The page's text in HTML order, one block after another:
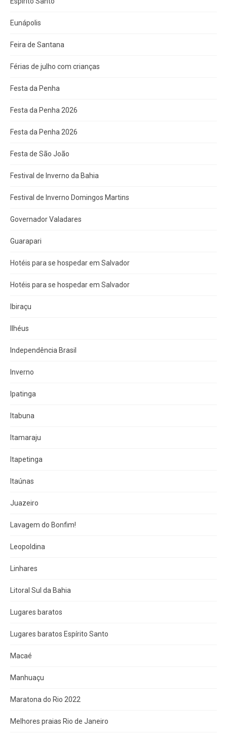
Eunápolis
Feira de Santana
Férias de julho com crianças
Festa da Penha
Festa da Penha 2026
Festa da Penha 2026
Festa de São João
Festival de Inverno da Bahia
Festival de Inverno Domingos Martins
Governador Valadares
Guarapari
Hotéis para se hospedar em Salvador
Hotéis para se hospedar em Salvador
Ibiraçu
Ilhéus
Independência Brasil
Inverno
Ipatinga
Itabuna
Itamaraju
Itapetinga
Itaúnas
Juazeiro
Lavagem do Bonfim!
Leopoldina
Linhares
Litoral Sul da Bahia
Lugares baratos
Lugares baratos Espírito Santo
Macaé
Manhuaçu
Maratona do Rio 2022
Melhores praias Rio de Janeiro